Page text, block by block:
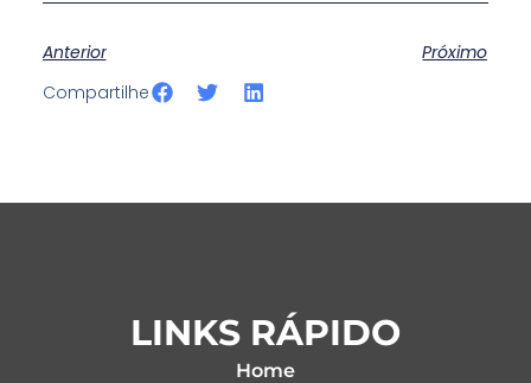
Anterior
Próximo
Compartilhe
S
h
a
a
S
h
a
LINKS RÁPIDO
Home